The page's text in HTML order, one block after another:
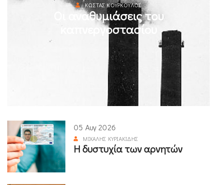
ΚΏΣΤΑΣ ΚΟΎΡΚΟΥΛΟΣ
Οι αναθυμιάσεις του
καπνεργοστασίου
05 Αυγ 2026
ΜΙΧΆΛΗΣ ΚΥΡΙΑΚΊΔΗΣ
Η δυστυχία των αρνητών